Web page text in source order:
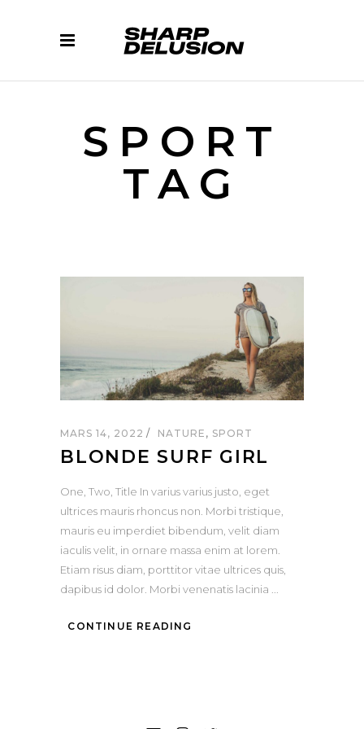
SPORT
TAG
MARS 14, 2022 NATURE , SPORT
BLONDE SURF GIRL
One, Two, Title In varius varius justo, eget
ultrices mauris rhoncus non. Morbi tristique,
mauris eu imperdiet bibendum, velit diam
iaculis velit, in ornare massa enim at lorem.
Etiam risus diam, porttitor vitae ultrices quis,
dapibus id dolor. Morbi venenatis lacinia
CONTINUE READING